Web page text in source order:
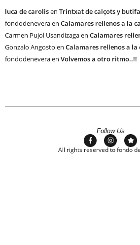
luca de carolisen Trintxat de calçots y
fondodeneveraen Calamares rellenos a la
Carmen Pujol Usandizagaen Calamares
Gonzalo Angosto en Calamares rellenos a la
fondodeneveraen Volvemos a otro ritmo..!!
Follow Us
All rights reserved to fondo